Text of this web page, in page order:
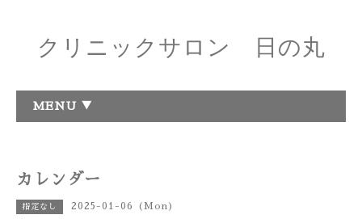
クリニックサロン 日の丸
MENU ▼
カレンダー
指定なし 2025-01-06 (Mon)